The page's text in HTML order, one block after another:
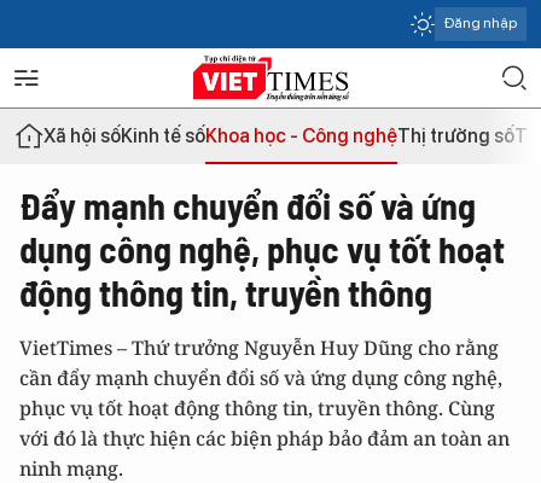
Đăng nhập
Xã hội sốKinh tế sốKhoa học - Công nghệThị trường số
Đẩy mạnh chuyển đổi số và ứng
dụng công nghệ, phục vụ tốt hoạt
động thông tin, truyền thông
VietTimes – Thứ trưởng Nguyễn Huy Dũng cho rằng
cần đẩy mạnh chuyển đổi số và ứng dụng công nghệ,
phục vụ tốt hoạt động thông tin, truyền thông. Cùng
với đó là thực hiện các biện pháp bảo đảm an toàn an
ninh mạng.